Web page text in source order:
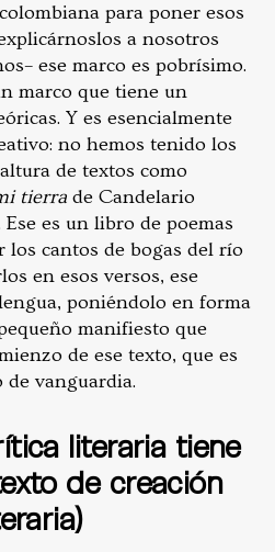
para poner esos
a nosotros
ese marco es pobrísimo.
marco que tiene un
Y es esencialmente
no hemos tenido los
de textos como
tierra de Candelario
Ese es un libro de poemas
los cantos de bogas del río
en esos versos, ese
poniéndolo en forma
manifiesto que
de ese texto, que es
vanguardia.
literaria tiene
de creación